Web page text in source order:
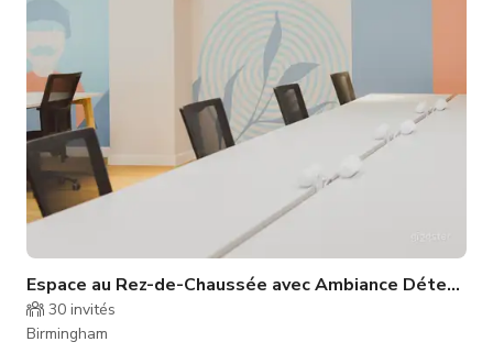
Espace au Rez-de-Chaussée avec Ambiance Détendue
30 invités
Birmingham